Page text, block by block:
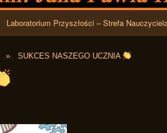
Laboratorium Przyszłości – Strefa
SUKCES NASZEGO UCZNIA